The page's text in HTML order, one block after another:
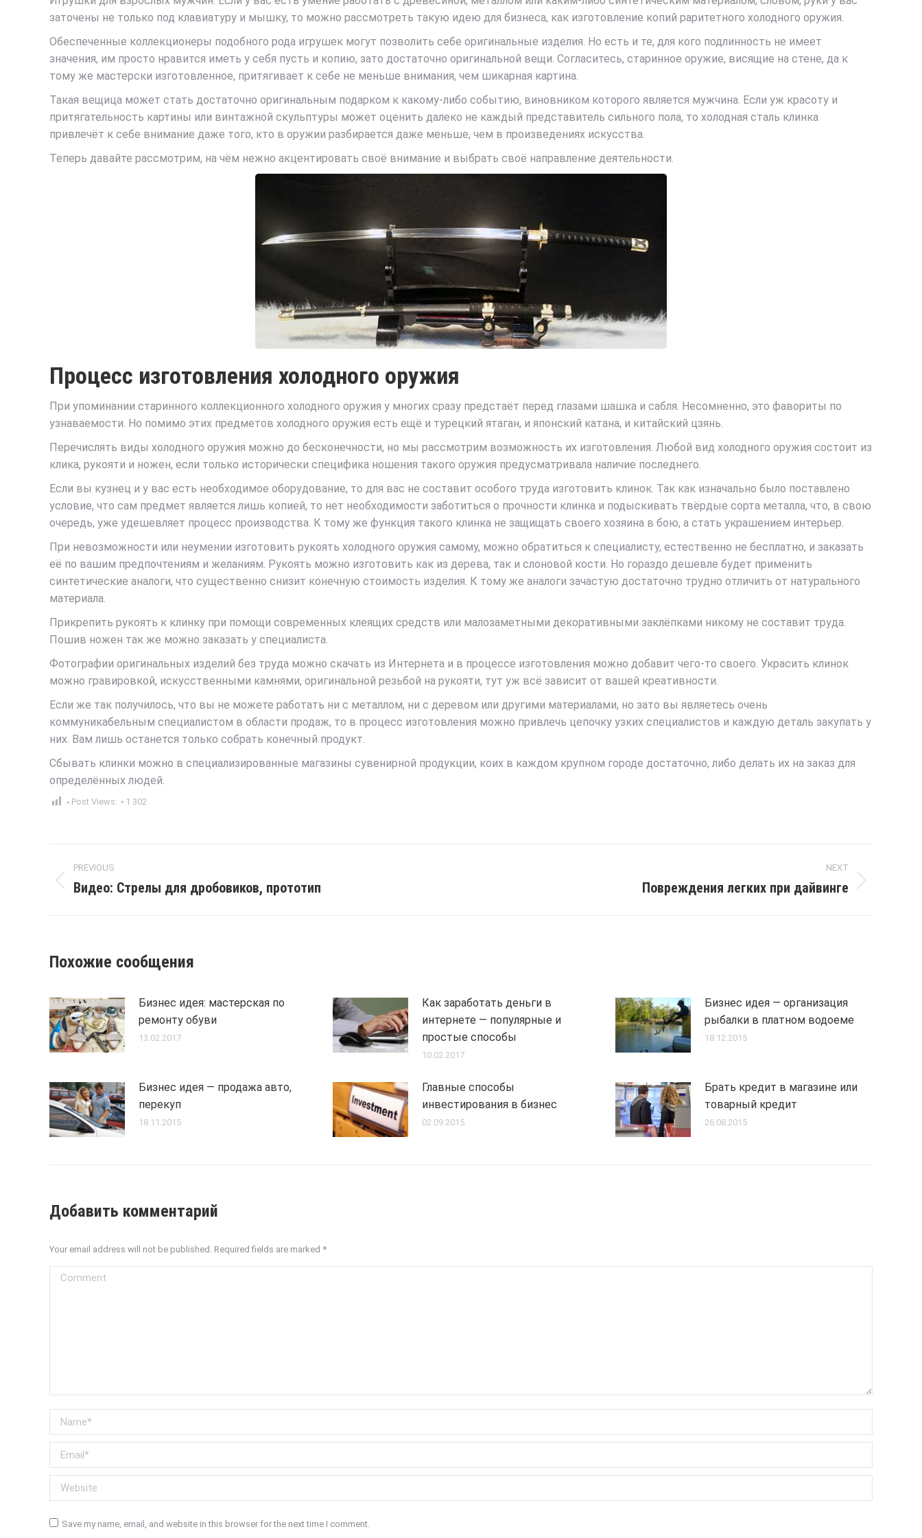
заточены не только под клавиатуру и мышку, то можно рассмотреть такую идею для бизнеса, как изготовление копий раритетного холодного оружия.
Обеспеченные коллекционеры подобного рода игрушек могут позволить себе оригинальные изделия. Но есть и те, для кого подлинность не имеет
значения, им просто нравится иметь у себя пусть и копию, зато достаточно оригинальной вещи. Согласитесь, старинное оружие, висящие на стене, да к
тому же мастерски изготовленное, притягивает к себе не меньше внимания, чем шикарная картина.
Такая вещица может стать достаточно оригинальным подарком к какому-либо событию, виновником которого является мужчина. Если уж красоту и
притягательность картины или винтажной скульптуры может оценить далеко не каждый представитель сильного пола, то холодная сталь клинка
привлечёт к себе внимание даже того, кто в оружии разбирается даже меньше, чем в произведениях искусства.
Теперь давайте рассмотрим, на чём нежно акцентировать своё внимание и выбрать своё направление деятельности.
Процесс изготовления холодного оружия
При упоминании старинного коллекционного холодного оружия у многих сразу предстаёт перед глазами шашка и сабля. Несомненно, это фавориты по
узнаваемости. Но помимо этих предметов холодного оружия есть ещё и турецкий ятаган, и японский катана, и китайский цзянь.
Перечислять виды холодного оружия можно до бесконечности, но мы рассмотрим возможность их изготовления. Любой вид холодного оружия состоит из
клика, рукояти и ножен, если только исторически специфика ношения такого оружия предусматривала наличие последнего.
Если вы кузнец и у вас есть необходимое оборудование, то для вас не составит особого труда изготовить клинок. Так как изначально было поставлено
условие, что сам предмет является лишь копией, то нет необходимости заботиться о прочности клинка и подыскивать твёрдые сорта металла, что, в свою
очередь, уже удешевляет процесс производства. К тому же функция такого клинка не защищать своего хозяина в бою, а стать украшением интерьер.
При невозможности или неумении изготовить рукоять холодного оружия самому, можно обратиться к специалисту, естественно не бесплатно, и заказать
её по вашим предпочтениям и желаниям. Рукоять можно изготовить как из дерева, так и слоновой кости. Но гораздо дешевле будет применить
синтетические аналоги, что существенно снизит конечную стоимость изделия. К тому же аналоги зачастую достаточно трудно отличить от натурального
материала.
Прикрепить рукоять к клинку при помощи современных клеящих средств или малозаметными декоративными заклёпками никому не составит труда.
Пошив ножен так же можно заказать у специалиста.
Фотографии оригинальных изделий без труда можно скачать из Интернета и в процессе изготовления можно добавит чего-то своего. Украсить клинок
можно гравировкой, искусственными камнями, оригинальной резьбой на рукояти, тут уж всё зависит от вашей креативности.
Если же так получилось, что вы не можете работать ни с металлом, ни с деревом или другими материалами, но зато вы являетесь очень
коммуникабельным специалистом в области продаж, то в процесс изготовления можно привлечь цепочку узких специалистов и каждую деталь закупать у
них. Вам лишь останется только собрать конечный продукт.
Сбывать клинки можно в специализированные магазины сувенирной продукции, коих в каждом крупном городе достаточно, либо делать их на заказ для
определённых людей.
Post Views: 1 302
Post
navigation
PREVIOUS
Previous
Видео: Стрелы для дробовиков, прототип
NEXT
Повреждения легких при дайвинге
Похожие сообщения
Бизнес идея: мастерская по
ремонту обуви
13.02.2017
Как заработать деньги в
интернете — популярные и
простые способы
10.02.2017
Бизнес идея — организация
рыбалки в платном водоеме
18.12.2015
Бизнес идея — продажа авто,
перекуп
18.11.2015
Главные способы
инвестирования в бизнес
02.09.2015
Брать кредит в магазине или
товарный кредит
26.08.2015
Добавить комментарий
Your email address will not be published. Required fields are marked *
Comment
Name *
Email *
Website
Save my name, email, and website in this browser for the next time I comment.